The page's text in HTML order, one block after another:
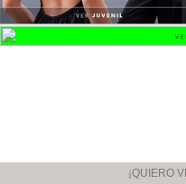
¡QUIERO